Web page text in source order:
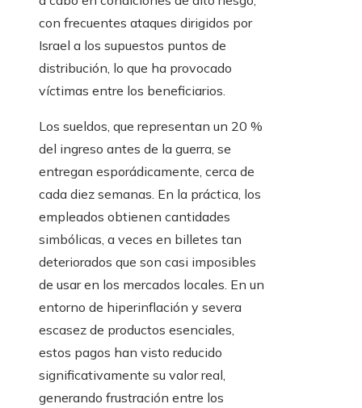
con frecuentes ataques dirigidos por
Israel a los supuestos puntos de
distribución, lo que ha provocado
víctimas entre los beneficiarios.
Los sueldos, que representan un 20 %
del ingreso antes de la guerra, se
entregan esporádicamente, cerca de
cada diez semanas. En la práctica, los
empleados obtienen cantidades
simbólicas, a veces en billetes tan
deteriorados que son casi imposibles
de usar en los mercados locales. En un
entorno de hiperinflación y severa
escasez de productos esenciales,
estos pagos han visto reducido
significativamente su valor real,
generando frustración entre los